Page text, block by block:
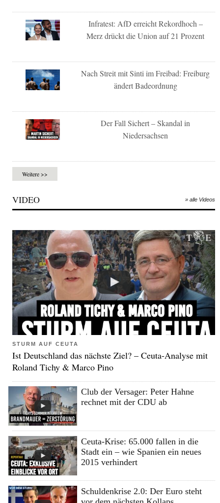
Infratest: AfD erreicht Rekordhoch –
Merz drückt die Union auf 21 Prozent
Nach Streit mit Sinti im Freibad: Freiburg
ändert Badeordnung
Der Fall Sichert – Skandal in
Niedersachsen
Weitere >>
VIDEO » alle Videos
STURM AUF CEUTA
Ist Deutschland das nächste Ziel? – Ceuta-Analyse mit
Roland Tichy & Marco Pino
Club der Versager: Peter Hahne
rechnet mit der CDU ab
Ceuta-Krise: 65.000 fallen in die
Stadt ein – wie Spanien ein neues
2015 verhindert
Schuldenkrise 2.0: Der Euro steht